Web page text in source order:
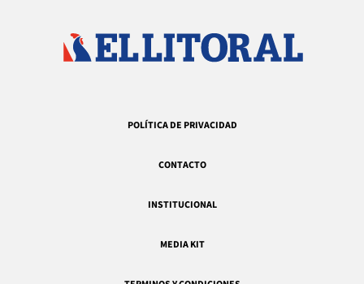
POLÍTICA DE PRIVACIDAD
CONTACTO
INSTITUCIONAL
MEDIA KIT